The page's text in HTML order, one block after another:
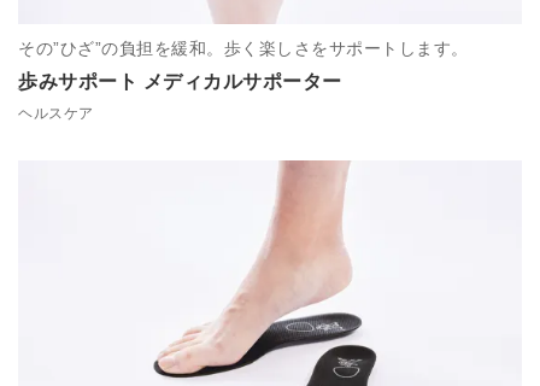
歩みサポート メディカルサポーター
その”ひざ”の負担を緩和。歩く楽しさをサポートします。
ヘルスケア